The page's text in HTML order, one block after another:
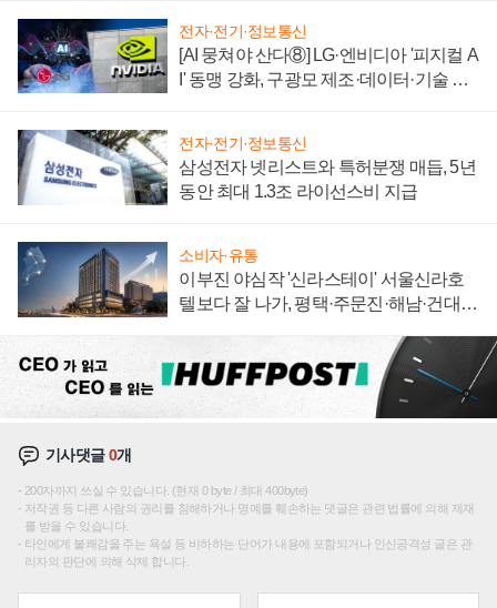
전자·전기·정보통신
[AI 뭉쳐야 산다⑧] LG·엔비디아 '피지컬 A
I' 동맹 강화, 구광모 제조·데이터·기술 결
전자·전기·정보통신
삼성전자 넷리스트와 특허분쟁 매듭, 5년
동안 최대 1.3조 라이선스비 지급
소비자·유통
이부진 야심작 '신라스테이' 서울신라호
텔보다 잘 나가, 평택·주문진·해남·건대로
기사댓글0개
200자까지 쓰실 수 있습니다. (현재 0 byte / 최대 400byte)
저작권 등 다른 사람의 권리를 침해하거나 명예를 훼손하는 댓글은 관련 법률에 의해 제재
를 받을 수 있습니다.
타인에게 불쾌감을 주는 욕설 등 비하하는 단어가 내용에 포함되거나 인신공격성 글은 관
리자의 판단에 의해 삭제 합니다.